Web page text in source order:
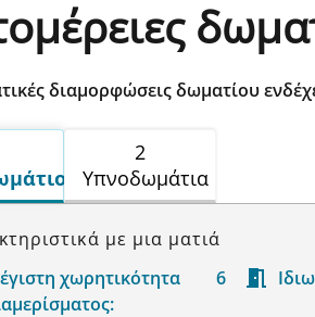
διαμορφώσεις δωματίου
2
Υπνοδωμάτια
με μια ματιά
χωρητικότητα
6